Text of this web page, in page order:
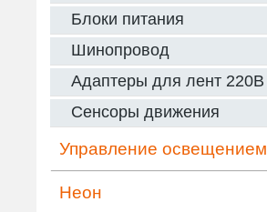
Блоки питания
Шинопровод
Адаптеры для лент 220В
Сенсоры движения
Управление освещением
Неон